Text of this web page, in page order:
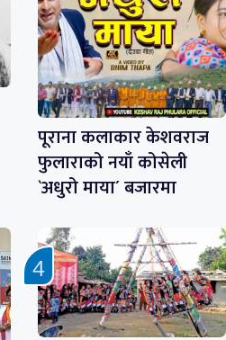
पूराना कलाकार केशवराज
फुलाराको नयाँ कोसेली
`अधुरो माया´ बजारमा